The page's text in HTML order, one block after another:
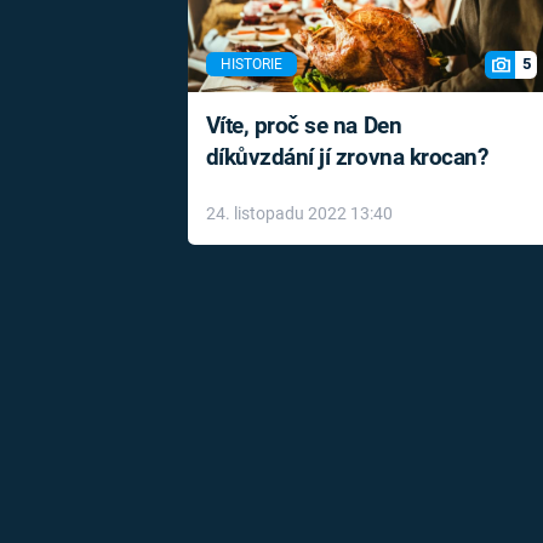
HISTORIE 5
Víte, proč se na Den
díkůvzdání jí zrovna krocan?
24. listopadu 2022 13:40